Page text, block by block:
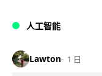
人工智能
Lawton 1 日